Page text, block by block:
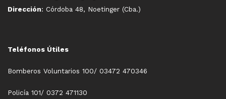
Dirección: Córdoba 48, Noetinger (Cba.)
Teléfonos Útiles
Bomberos Voluntarios 100/ 03472 470346
Policía 101/ 0372 471130